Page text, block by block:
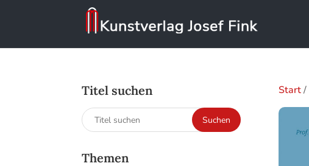
Start/
Titel suchen
Suchen
nach:
Suchen
Themen